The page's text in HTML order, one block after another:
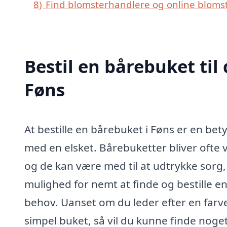
8) Find blomsterhandlere og online
Bestil en bårebuket
Føns
At bestille en bårebuket i Føns er en
med en elsket. Bårebuketter bliver ofte
og de kan være med til at udtrykke
mulighed for nemt at finde og bestille
behov. Uanset om du leder efter en
simpel buket, så vil du kunne finde